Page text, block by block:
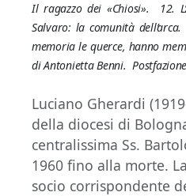
Il ragazzo dei «Chiosi». 12.
Salvaro: la comunità
memoria le querce, hanno
di Antonietta Benni.
Luciano Gherardi
della diocesi di
centralissima Ss.
1960 fino alla morte.
socio corrispondente